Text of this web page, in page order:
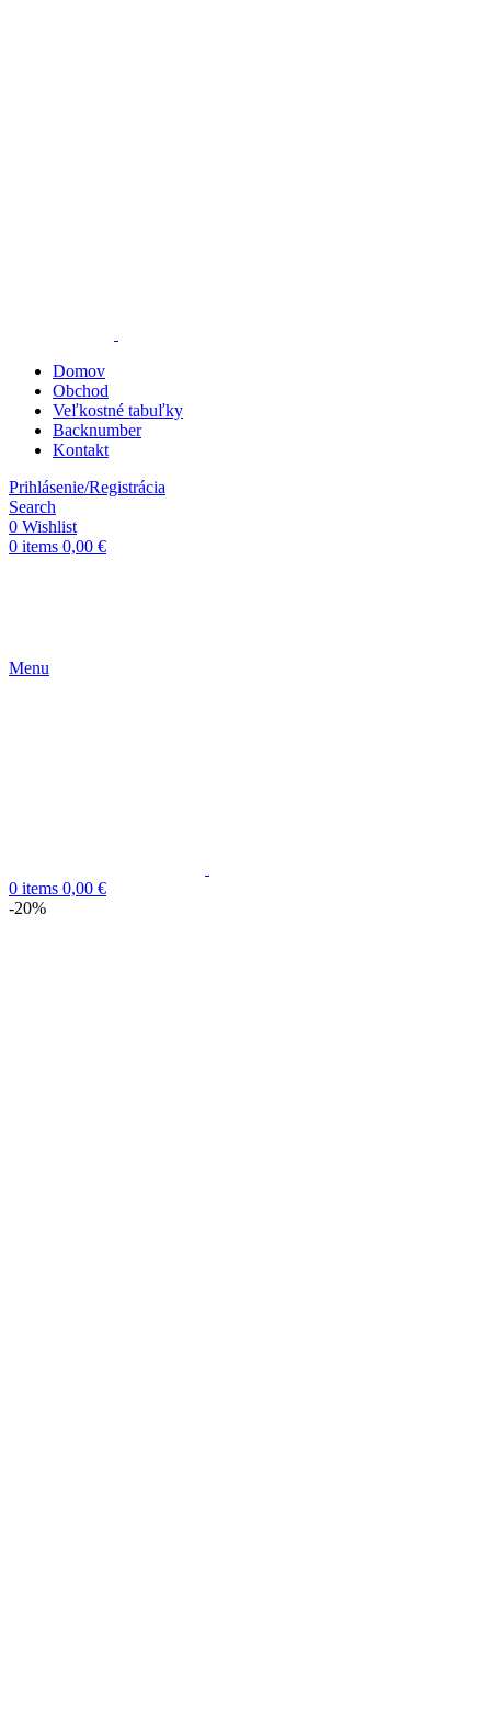
Domov
Obchod
Veľkostné tabuľky
Backnumber
Kontakt
Prihlásenie/Registrácia
Search
0 Wishlist
0 items 0,00 €
Menu
0 items 0,00 €
-20%